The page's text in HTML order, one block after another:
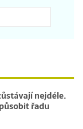
nejdéle.
řadu